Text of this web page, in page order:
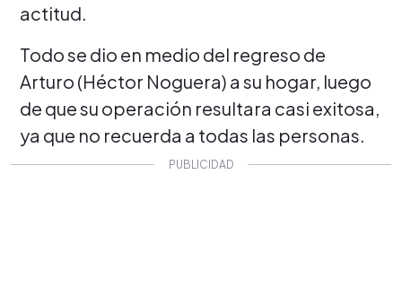
actitud.
Todo se dio en medio del regreso de
Arturo (Héctor Noguera) a su hogar, luego
de que su operación resultara casi exitosa,
ya que no recuerda a todas las personas.